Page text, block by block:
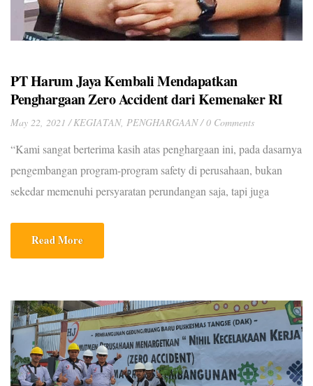
PT Harum Jaya Kembali Mendapatkan
Penghargaan Zero Accident dari Kemenaker RI
May 22, 2021 KEGIATAN, PENGHARGAAN 0 Comments
“Kami sangat berterima kasih atas penghargaan ini, pada dasarnya
pengembangan program-program safety di perusahaan, bukan
sekedar memenuhi persyaratan perundangan saja, tapi juga
perusahaan dalam memberikan perlindungan terhadap pekerja,”
kata Mansur saat mendapatkan penghargaan tersebut.
kesehatan kerja(K3) […]
Read More